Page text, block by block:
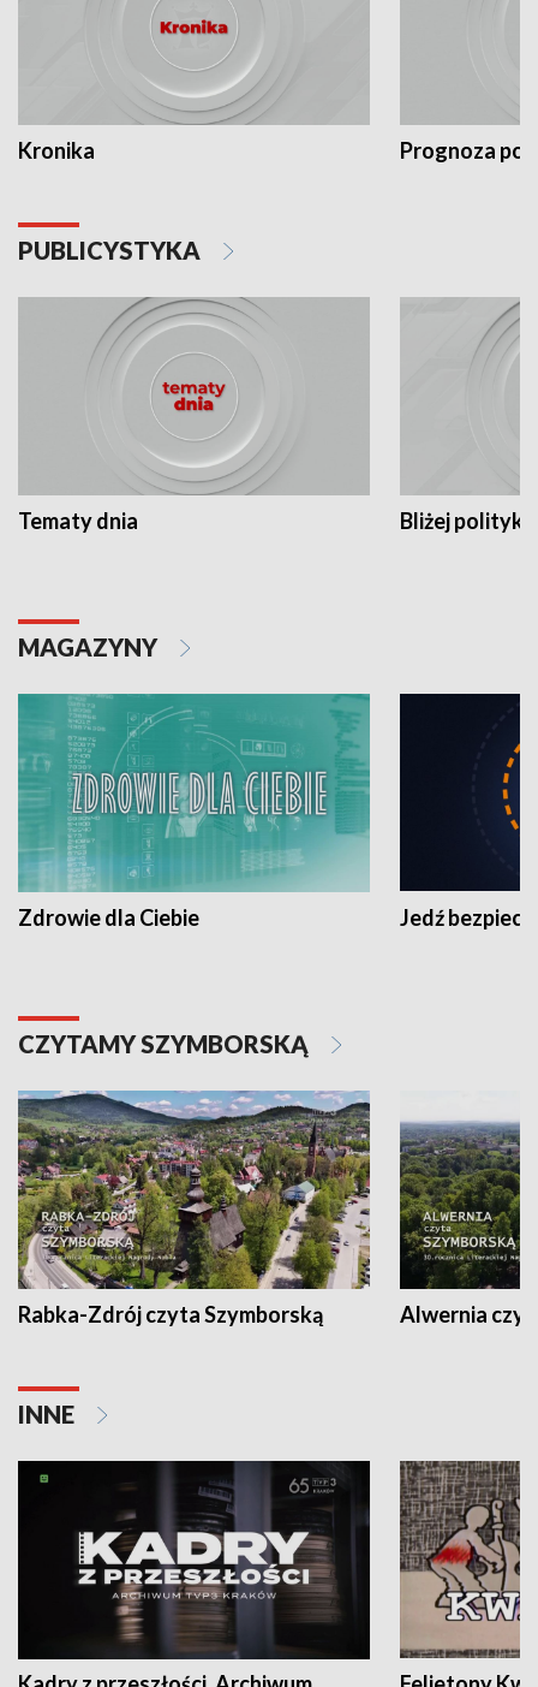
Kronika Prognoza
PUBLICYSTYKA
Tematy dnia Bliżej polityki
MAGAZYNY
Zdrowie dla Ciebie Jedź
CZYTAMY SZYMBORSKĄ
Rabka-Zdrój czyta Szymborską Alwernia
INNE